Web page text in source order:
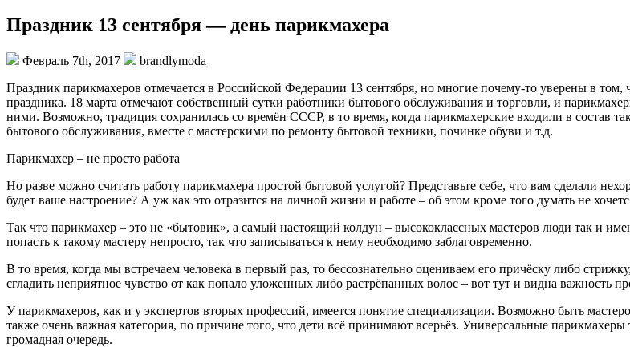
Праздник 13 сентября — день парикмахера
Февраль 7th, 2017
brandlymoda
Праздник парикмахеров отмечается в Российской Федерации 13 сентября, но многие почему-то уверены в
праздника. 18 марта отмечают собственный сутки работники бытового обслуживания и торговли, и
ними. Возможно, традиция сохранилась со времён СССР, в то время, когда парикмахерские входили в состав
бытового обслуживания, вместе с мастерскими по ремонту бытовой техники, починке обуви и т.д.
Парикмахер – не просто работа
Но разве можно считать работу парикмахера простой бытовой услугой? Представьте себе, что вам сделали
будет ваше настроение? А уж как это отразится на личной жизни и работе – об этом кроме того думать не
Так что парикмахер – это не «бытовик», а самый настоящий колдун – высококлассных мастеров люди так и
попасть к такому мастеру непросто, так что записываться к нему необходимо заблаговременно.
В то время, когда мы встречаем человека в первый раз, то бессознательно оцениваем его причёску либо
сгладить неприятное чувство от как попало уложенных либо растрёпанных волос – вот тут и видна важность
У парикмахеров, как и у экспертов вторых профессий, имеется понятие специализации. Возможно быть
также очень важная категория, по причине того, что дети всё принимают всерьёз. Универсальные
громадная очередь.